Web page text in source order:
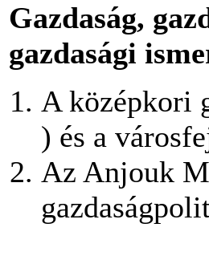
Gazdaság,
gazdasági
A középkori
) és a
Az Anjouk